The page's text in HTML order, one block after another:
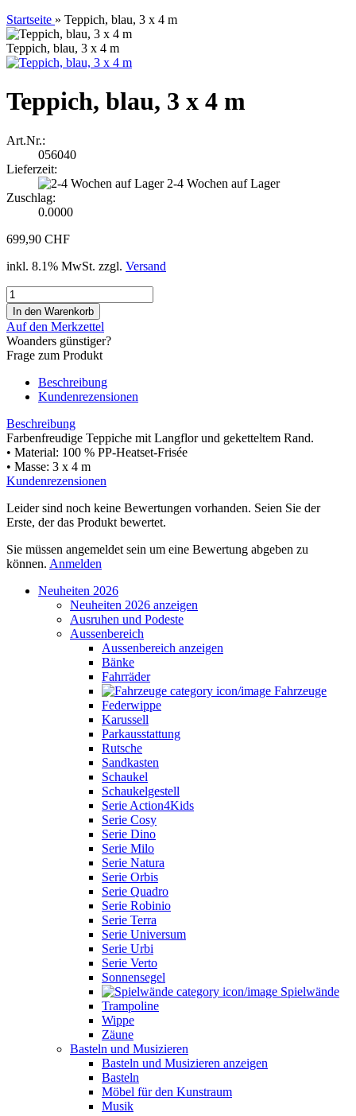
Startseite » Teppich, blau, 3 x 4 m
Teppich, blau, 3 x 4 m
Teppich, blau, 3 x 4 m
Art.Nr.:
056040
Lieferzeit:
2-4 Wochen auf Lager
Zuschlag:
0.0000
699,90 CHF
inkl. 8.1% MwSt. zzgl. Versand
Auf den Merkzettel
Woanders günstiger?
Frage zum Produkt
Beschreibung
Kundenrezensionen
Beschreibung
Farbenfreudige Teppiche mit Langflor und geketteltem Rand.
• Material: 100 % PP-Heatset-Frisée
• Masse: 3 x 4 m
Kundenrezensionen
Leider sind noch keine Bewertungen vorhanden. Seien Sie der
Erste, der das Produkt bewertet.
Sie müssen angemeldet sein um eine Bewertung abgeben zu
können. Anmelden
Neuheiten 2026
Neuheiten 2026 anzeigen
Ausruhen und Podeste
Aussenbereich
Aussenbereich anzeigen
Bänke
Fahrräder
Fahrzeuge
Federwippe
Karussell
Parkausstattung
Rutsche
Sandkasten
Schaukel
Schaukelgestell
Serie Action4Kids
Serie Cosy
Serie Dino
Serie Milo
Serie Natura
Serie Orbis
Serie Quadro
Serie Robinio
Serie Terra
Serie Universum
Serie Urbi
Serie Verto
Sonnensegel
Spielwände
Trampoline
Wippe
Zäune
Basteln und Musizieren
Basteln und Musizieren anzeigen
Basteln
Möbel für den Kunstraum
Musik